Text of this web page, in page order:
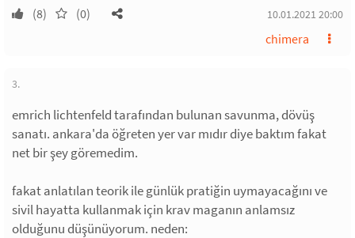
(8) (0) 10.01.2021 20:00
chimera
3.
emrich lichtenfeld tarafından bulunan savunma, dövüş
sanatı. ankara'da öğreten yer var mıdır diye baktım fakat
net bir şey göremedim.
fakat anlatılan teorik ile günlük pratiğin uymayacağını ve
sivil hayatta kullanmak için krav maganın anlamsız
olduğunu düşünüyorum. neden: